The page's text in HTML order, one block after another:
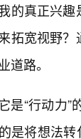
的真正兴
拓宽视野
道路。
是“行动力”
是将想法